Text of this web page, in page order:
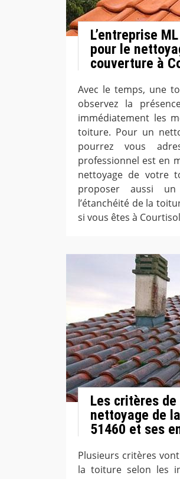
L’entreprise
pour le
couverture à
Avec le temps, une
observez la
immédiatement les
toiture. Pour un
pourrez vous
professionnel est en
nettoyage de votre
proposer aussi
l’étanchéité de la
si vous êtes à
Les critères
nettoyage de
51460 et ses
Plusieurs critères
la toiture selon les